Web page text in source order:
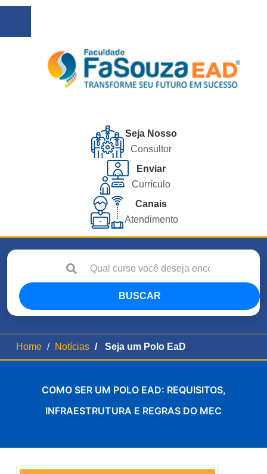
Seja Nosso
Consultor
Enviar
Currículo
Canais
Atendimento
BUSCAR
Home Notícias Seja um Polo EaD
COMO SER UM POLO EAD: REQUISITOS,
INFRAESTRUTURA E REGRAS DO MEC